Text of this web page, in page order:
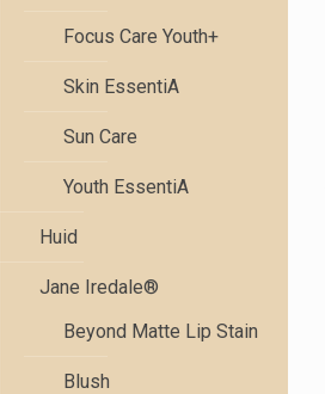
Focus Care Youth+
Skin EssentiA
Sun Care
Youth EssentiA
Huid
Jane Iredale®
Beyond Matte Lip Stain
Blush